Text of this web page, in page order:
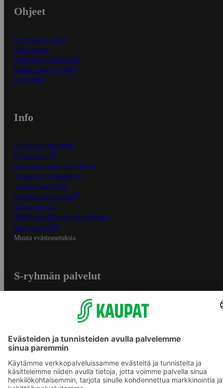
Ohjeet
Ensitilaajan ohjeet
Näin maksat
Näin tilaat ja muokkaat
Kaikki ohjeet ja vinkit
In English
Info
S-Business yrityksille
Oiva-raportit
Osuuskauppojen yhteystiedot
Tilaus- ja toimitusehdot
Tietosuojakäytäntö
Palvelun käyttöehdot
Saavutettavuus
Mobiilisovelluksen saavutettavuus
Mainostajalle
Muuta evästeasetuksia
S-ryhmän palvelut
S-ostoslista -sovellus
Prisma.fi
Sokos.fi
S-Pankki
Yhteishyvä